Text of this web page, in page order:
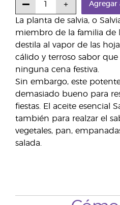
La planta de salvia, o
miembro de la familia de
destila al vapor de las
cálido y terroso sabor
ninguna cena festiva.
Sin embargo, este
demasiado bueno para
fiestas. El aceite esencial
también para realzar el
vegetales, pan,
salada.
Agregar